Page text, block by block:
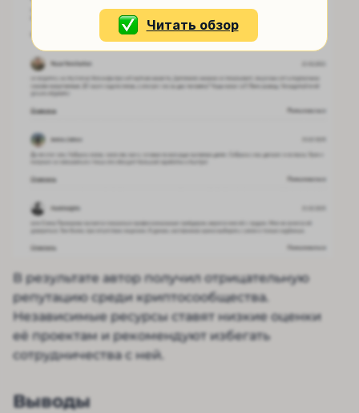
В результате автор получил отрицательную
репутацию среди криптосообщества.
Независимые ресурсы ставят низкие оценки
её проектам и рекомендуют избегать
сотрудничества с ней.
Выводы
Читать обзор